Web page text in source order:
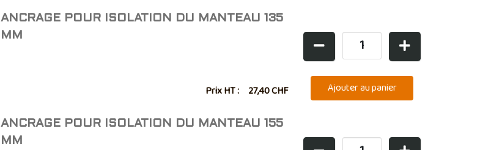
ANCRAGE POUR ISOLATION DU MANTEAU 135
MM
Prix HT : 27,40 CHF
ANCRAGE POUR ISOLATION DU MANTEAU 155
MM